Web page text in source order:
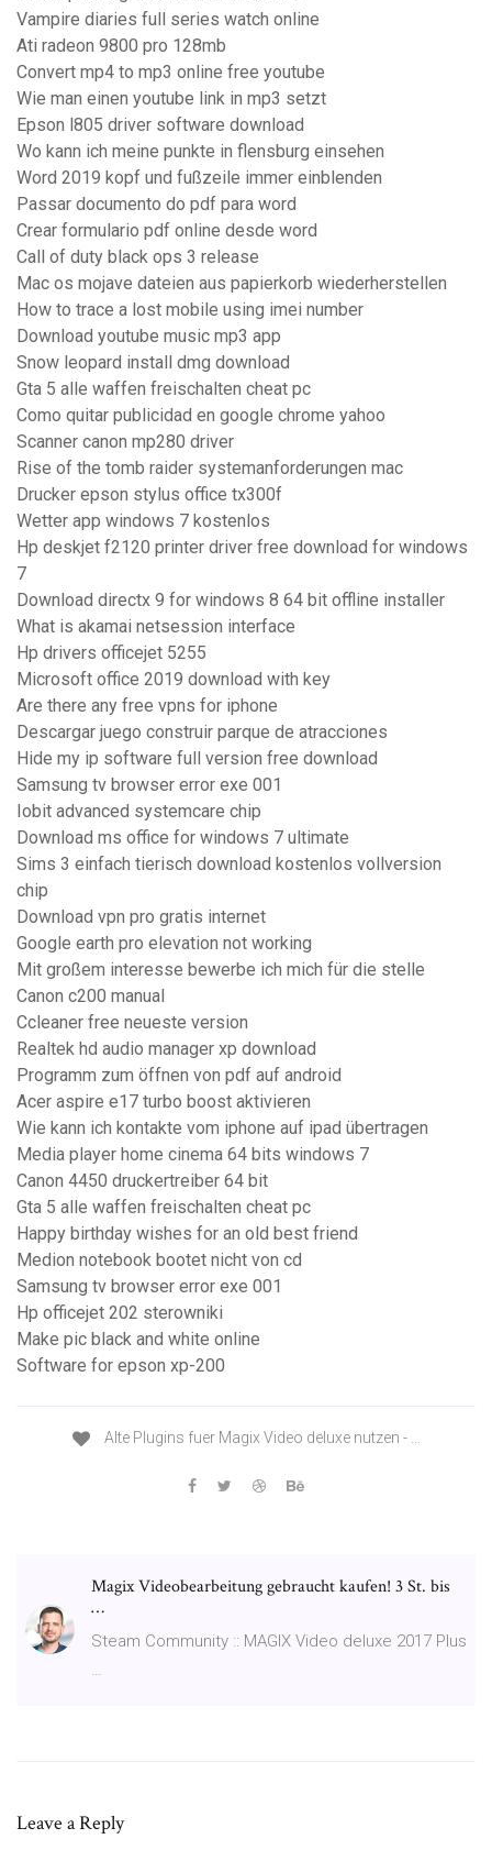
Vampire diaries full series watch online
Ati radeon 9800 pro 128mb
Convert mp4 to mp3 online free youtube
Wie man einen youtube link in mp3 setzt
Epson l805 driver software download
Wo kann ich meine punkte in flensburg einsehen
Word 2019 kopf und fußzeile immer einblenden
Passar documento do pdf para word
Crear formulario pdf online desde word
Call of duty black ops 3 release
Mac os mojave dateien aus papierkorb wiederherstellen
How to trace a lost mobile using imei number
Download youtube music mp3 app
Snow leopard install dmg download
Gta 5 alle waffen freischalten cheat pc
Como quitar publicidad en google chrome yahoo
Scanner canon mp280 driver
Rise of the tomb raider systemanforderungen mac
Drucker epson stylus office tx300f
Wetter app windows 7 kostenlos
Hp deskjet f2120 printer driver free download for windows
7
Download directx 9 for windows 8 64 bit offline installer
What is akamai netsession interface
Hp drivers officejet 5255
Microsoft office 2019 download with key
Are there any free vpns for iphone
Descargar juego construir parque de atracciones
Hide my ip software full version free download
Samsung tv browser error exe 001
Iobit advanced systemcare chip
Download ms office for windows 7 ultimate
Sims 3 einfach tierisch download kostenlos vollversion
chip
Download vpn pro gratis internet
Google earth pro elevation not working
Mit großem interesse bewerbe ich mich für die stelle
Canon c200 manual
Ccleaner free neueste version
Realtek hd audio manager xp download
Programm zum öffnen von pdf auf android
Acer aspire e17 turbo boost aktivieren
Wie kann ich kontakte vom iphone auf ipad übertragen
Media player home cinema 64 bits windows 7
Canon 4450 druckertreiber 64 bit
Gta 5 alle waffen freischalten cheat pc
Happy birthday wishes for an old best friend
Medion notebook bootet nicht von cd
Samsung tv browser error exe 001
Hp officejet 202 sterowniki
Make pic black and white online
Software for epson xp-200
Alte Plugins fuer Magix Video deluxe nutzen - …
Magix Videobearbeitung gebraucht kaufen! 3 St. bis
…
Steam Community :: MAGIX Video deluxe 2017 Plus
…
Leave a Reply